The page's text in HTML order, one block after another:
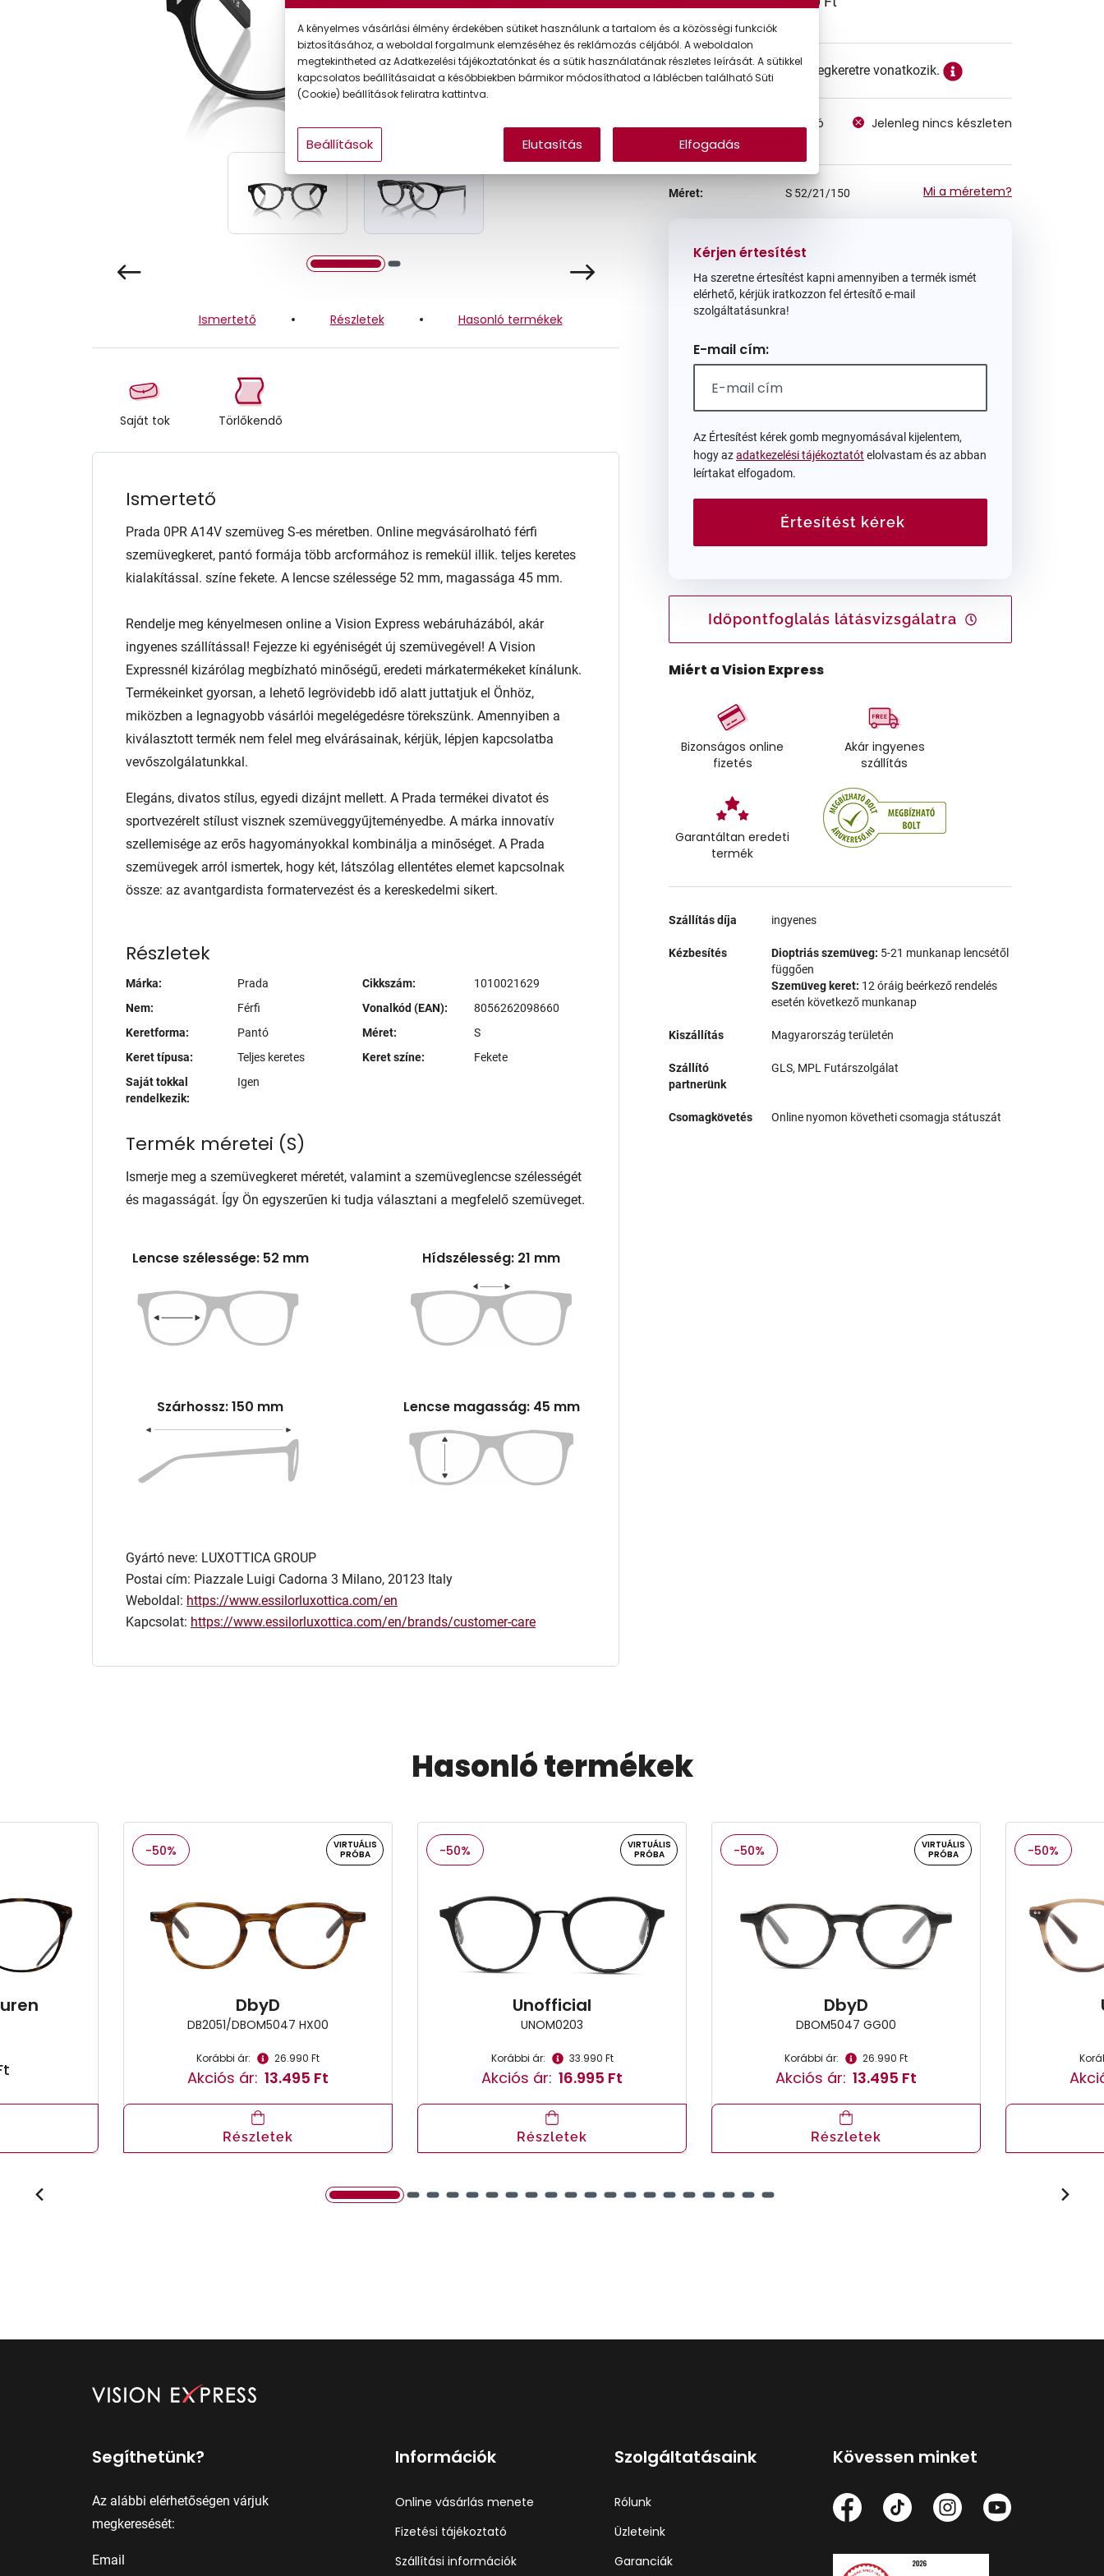
Ismertető Részletek Hasonló termékek
Saját tok Törlőkendő
Ismertető
Prada 0PR A14V szemüveg S-es méretben. Online megvásárolható férfi
szemüvegkeret, pantó formája több arcformához is remekül illik. teljes keretes
kialakítással. színe fekete. A lencse szélessége 52 mm, magassága 45 mm.
Rendelje meg kényelmesen online a Vision Express webáruházából, akár
ingyenes szállítással! Fejezze ki egyéniségét új szemüvegével! A Vision
Expressnél kizárólag megbízható minőségű, eredeti márkatermékeket kínálunk.
Termékeinket gyorsan, a lehető legrövidebb idő alatt juttatjuk el Önhöz,
miközben a legnagyobb vásárlói megelégedésre törekszünk. Amennyiben a
kiválasztott termék nem felel meg elvárásainak, kérjük, lépjen kapcsolatba
vevőszolgálatunkkal.
Elegáns, divatos stílus, egyedi dizájnt mellett. A Prada termékei divatot és
sportvezérelt stílust visznek szemüveggyűjteményedbe. A márka innovatív
szellemisége az erős hagyományokkal kombinálja a minőséget. A Prada
szemüvegek arról ismertek, hogy két, látszólag ellentétes elemet kapcsolnak
össze: az avantgardista formatervezést és a kereskedelmi sikert.
Részletek
Márka:
Prada
Nem:
Férfi
Keretforma:
Pantó
Keret típusa:
Teljes keretes
Saját tokkal
rendelkezik:
Igen
Cikkszám:
1010021629
Vonalkód (EAN):
8056262098660
Méret:
S
Keret színe:
Fekete
Termék méretei (S)
Ismerje meg a szemüvegkeret méretét, valamint a szemüveglencse szélességét
és magasságát. Így Ön egyszerűen ki tudja választani a megfelelő szemüveget.
Lencse szélessége: 52 mm Hídszélesség: 21 mm
Szárhossz: 150 mm Lencse magasság: 45 mm
Gyártó neve: LUXOTTICA GROUP
Postai cím: Piazzale Luigi Cadorna 3 Milano, 20123 Italy
Weboldal: https://www.essilorluxottica.com/en
Kapcsolat: https://www.essilorluxottica.com/en/brands/customer-care
A feltűntetett ár a szemüvegkeretre vonatkozik.
Online megvásárolható
Jelenleg nincs készleten
Ingyenes szállítás
Méret: S 52/21/150 Mi a méretem?
Kérjen értesítést
Ha szeretne értesítést kapni amennyiben a termék ismét
elérhető, kérjük iratkozzon fel értesítő e-mail
szolgáltatásunkra!
E-mail cím:
Az Értesítést kérek gomb megnyomásával kijelentem,
hogy azadatkezelési tájékoztatót elolvastam és az abban
leírtakat elfogadom.
Értesítést kérek
Időpontfoglalás látásvizsgálatra
Miért a Vision Express
Bizonságos online
fizetés
Akár ingyenes
szállítás
Garantáltan eredeti
termék
Szállítás díja ingyenes
Kézbesítés Dioptriás szemüveg: 5-21 munkanap lencsétől
függően
Szemüveg keret: 12 óráig beérkező rendelés
esetén következő munkanap
Kiszállítás Magyarország területén
Szállító
partnerünk
GLS, MPL Futárszolgálat
Csomagkövetés Online nyomon követheti csomagja státuszát
Hasonló termékek
-50%
VIRTUÁLIS
PRÓBA
DbyD
DB2051/DBOM5047 HX00
Korábbi ár: 26.990 Ft
Akciós ár: 13.495 Ft
Részletek
-50%
VIRTUÁLIS
PRÓBA
Unofficial
UNOM0203
Korábbi ár: 33.990 Ft
Akciós ár: 16.995 Ft
Részletek
-50%
VIRTUÁLIS
PRÓBA
DbyD
DBOM5047 GG00
Korábbi ár: 26.990 Ft
Akciós ár: 13.495 Ft
Részletek
-50%
Segíthetünk?
Az alábbi elérhetőségen várjuk
megkeresését:
Email
Információk
Online vásárlás menete
Fizetési tájékoztató
Szállítási információk
Szolgáltatásaink
Rólunk
Üzleteink
Garanciák
Kövessen minket
A kényelmes vásárlási élmény érdekében sütiket használunk a tartalom és a közösségi funkciók
biztosításához, a weboldal forgalmunk elemzéséhez és reklámozás céljából. A weboldalon
megtekintheted az Adatkezelési tájékoztatónkat és a sütik használatának részletes leírását. A sütikkel
kapcsolatos beállításaidat a későbbiekben bármikor módosíthatod a láblécben található Süti
(Cookie) beállítások feliratra kattintva.
Beállítások Elutasítás Elfogadás